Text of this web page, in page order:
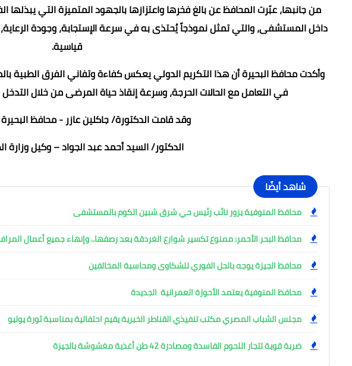
من جانبها، عبّرت المحافظ عن بالغ فخرها واعتزازها بالجهود المتميزة التي
داخل المستشفى، والتي تمثل نموذجاً يُحتذى به في سرعة الإستجابة، وجودة الرعاية،
قياسية.
وأكدت محافظ البحيرة أن هذا التكريم الدولي يعكس كفاءة وتفاني الفرق الطبية
في التعامل مع الحالات الحرجة، وسرعة إنقاذ حياة المرضى من خلال
وقد قامت الدكتورة/ جاكلين عازر - محافظ
الدكتور/ السيد أحمد عبد الجواد – وكيل وزارة
شاهد أيضًا
محافظ المنوفية يزور نائب رئيس حي شرق شبين الكوم بالمستشفى
محافظ البحر الأحمر: ممنوع تكسير شوارع الغردقة بعد رصفها.. وإنهاء جميع أعمال
محافظ الجيزة يوجه بالحل الفوري للشكاوى ومحاسبة المخالفين
محافظ المنوفية يعتمد الأحوزة العمرانية الجديدة
مجلس الشباب المصري مكتب تنفيذي القناطر الخبرية يقيم احتفالية بمناسبة ثورة يوليو
ضربة قوية لتجار اللحوم الفاسدة ومصادرة 42 طن أغذية مغشوشة بالجيزة